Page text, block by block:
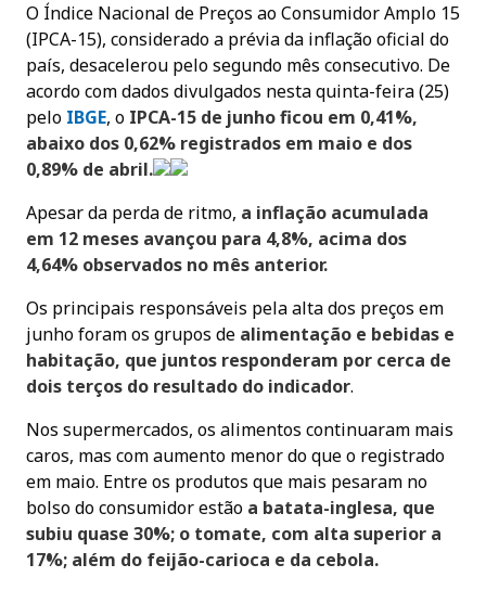
O Índice Nacional de Preços ao Consumidor Amplo 15
(IPCA-15), considerado a prévia da inflação oficial do
país, desacelerou pelo segundo mês consecutivo. De
acordo com dados divulgados nesta quinta-feira (25)
pelo IBGE, o IPCA-15 de junho ficou em 0,41%,
abaixo dos 0,62% registrados em maio e dos
0,89% de abril.
Apesar da perda de ritmo, a inflação acumulada
em 12 meses avançou para 4,8%, acima dos
4,64% observados no mês anterior.
Os principais responsáveis pela alta dos preços em
junho foram os grupos de alimentação e bebidas e
habitação, que juntos responderam por cerca de
dois terços do resultado do indicador.
Nos supermercados, os alimentos continuaram mais
caros, mas com aumento menor do que o registrado
em maio. Entre os produtos que mais pesaram no
bolso do consumidor estão a batata-inglesa, que
subiu quase 30%; o tomate, com alta superior a
17%; além do feijão-carioca e da cebola.